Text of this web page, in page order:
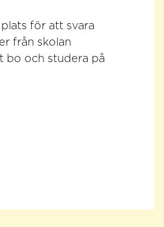
för att svara
från skolan
bo och studera på